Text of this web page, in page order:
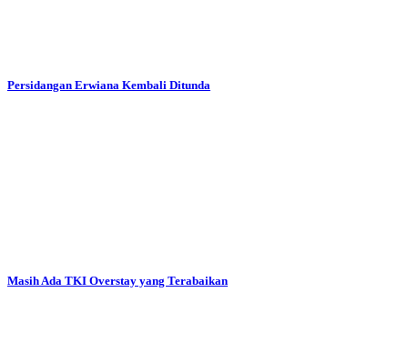
Persidangan Erwiana Kembali Ditunda
Masih Ada TKI Overstay yang Terabaikan